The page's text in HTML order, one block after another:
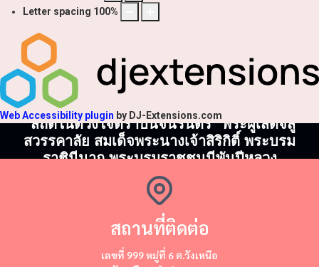
Letter spacing 100%
Web Accessibility plugin by DJ-Extensions.com
"สถิตในดวงใจตราบนิจนิรันดร์" พระผู้เสด็จสู่
สวรรคาลัย สมเด็จพระนางเจ้าสิริกิติ์ พระบรม
ราชินีนาถ พระบรมราชชนนีพันปีหลวง
สถานที่ติดต่อ
​​เลขที่ 999 หมู่ที่ 6 ต.วังเหนือ